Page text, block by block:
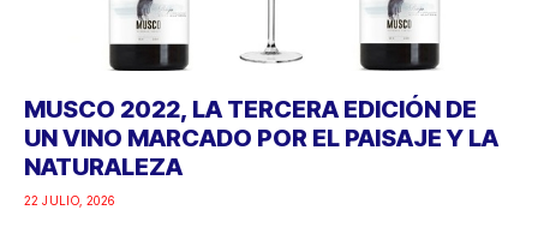
MUSCO 2022, LA TERCERA EDICIÓN DE
UN VINO MARCADO POR EL PAISAJE Y LA
NATURALEZA
22 JULIO, 2026